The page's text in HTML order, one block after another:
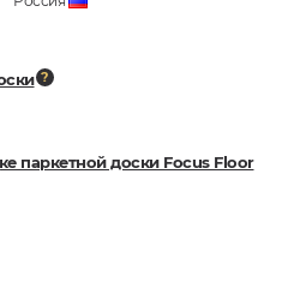
паркетной доски Focus Floor